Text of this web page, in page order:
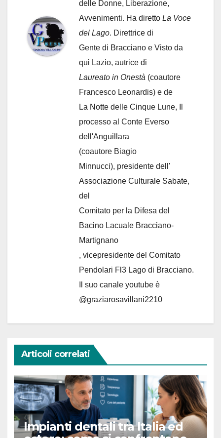
delle Donne, Liberazione,
Avvenimenti. Ha diretto La Voce
del Lago. Direttrice di
Gente di Bracciano e Visto da
qui Lazio, autrice di
Laureato in Onestà (coautore
Francesco Leonardis) e de
La Notte delle Cinque Lune, Il
processo al Conte Everso
dell'Anguillara
(coautore Biagio
Minnucci), presidente dell'
Associazione Culturale Sabate,
del
Comitato per la Difesa del
Bacino Lacuale Bracciano-
Martignano
, vicepresidente del Comitato
Pendolari Fl3 Lago di Bracciano.
Il suo canale youtube è
@graziarosavillani2210
Articoli correlati
Impianti dentali tra Italia ed